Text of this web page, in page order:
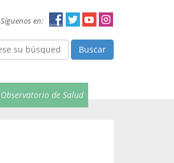
Síguenos en:
Buscar
Observatorio de Salud